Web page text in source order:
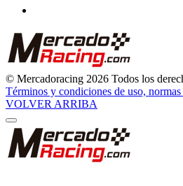
© Mercadoracing 2026 Todos los
Términos y condiciones de uso,
VOLVER ARRIBA